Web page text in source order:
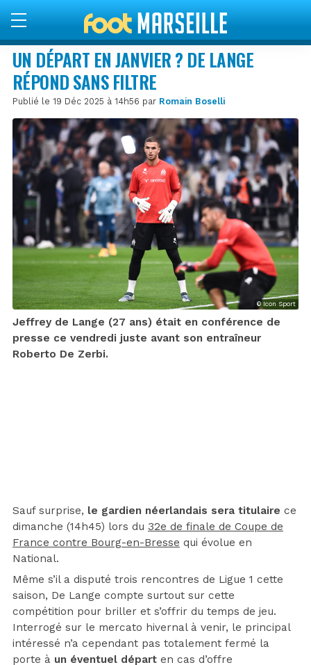
UN DÉPART EN JANVIER ? DE LANGE
RÉPOND SANS FILTRE
Publié le 19 Déc 2025 à 14h56 par Romain Boselli
© Icon Sport
Jeffrey de Lange (27 ans) était en conférence de
presse ce vendredi juste avant son entraîneur
Roberto De Zerbi.
Sauf surprise, le gardien néerlandais sera titulaire ce
dimanche (14h45) lors du 32e de finale de Coupe de
France contre Bourg-en-Bresse qui évolue en
National.
Même s’il a disputé trois rencontres de Ligue 1 cette
saison, De Lange compte surtout sur cette
compétition pour briller et s’offrir du temps de jeu.
Interrogé sur le mercato hivernal à venir, le principal
intéressé n’a cependant pas totalement fermé la
porte à un éventuel départ en cas d’offre